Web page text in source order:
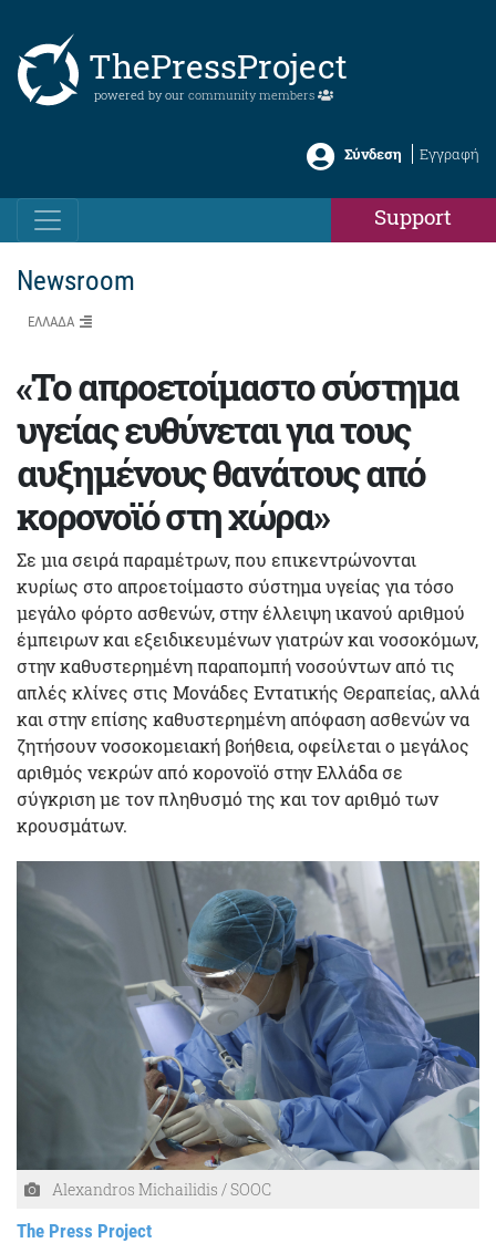
ThePressProject
powered by our community members
Σύνδεση Εγγραφή
Support
Newsroom
ΕΛΛΑΔΑ
«Το απροετοίμαστο σύστημα
υγείας ευθύνεται για τους
αυξημένους θανάτους από
κορονοϊό στη χώρα»
Σε μια σειρά παραμέτρων, που επικεντρώνονται
κυρίως στο απροετοίμαστο σύστημα υγείας για τόσο
μεγάλο φόρτο ασθενών, στην έλλειψη ικανού αριθμού
έμπειρων και εξειδικευμένων γιατρών και νοσοκόμων,
στην καθυστερημένη παραπομπή νοσούντων από τις
απλές κλίνες στις Μονάδες Εντατικής Θεραπείας, αλλά
και στην επίσης καθυστερημένη απόφαση ασθενών να
ζητήσουν νοσοκομειακή βοήθεια, οφείλεται ο μεγάλος
αριθμός νεκρών από κορονοϊό στην Ελλάδα σε
σύγκριση με τον πληθυσμό της και τον αριθμό των
κρουσμάτων.
Alexandros Michailidis / SOOC
The Press Project